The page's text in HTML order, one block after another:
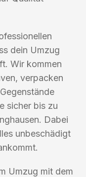
dein Umzug
Wir kommen
verpacken
sicher bis zu
Dabei
unbeschädigt
Umzug mit dem